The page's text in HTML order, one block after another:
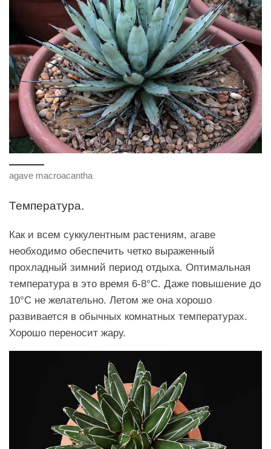
agave macroacantha
Температура.
Как и всем суккулентным растениям, агаве
необходимо обеспечить четко выраженный
прохладный зимний период отдыха. Оптимальная
температура в это время 6-8°C. Даже повышение до
10°C не желательно. Летом же она хорошо
развивается в обычных комнатных температурах.
Хорошо переносит жару.